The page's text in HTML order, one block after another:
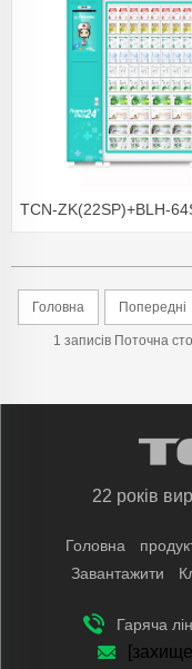
CBD з перевіркою
TCN-ZK(22SP)+BLH-
автомат аптека
торговий автомат
Головна Попередні
1 записів Поточна
22 років
Головна
Завантажити
Гаряча